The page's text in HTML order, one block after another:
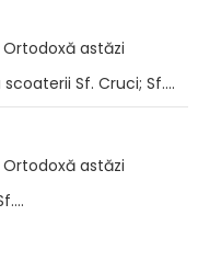
astăzi
Sf. Cruci; Sf....
astăzi